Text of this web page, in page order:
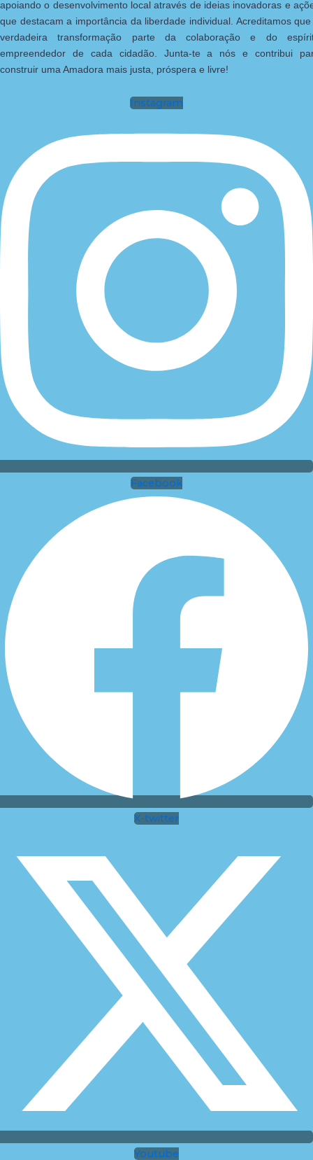
apoiando o desenvolvimento local através de ideias inovadoras e
que destacam a importância da liberdade individual. Acreditamos
verdadeira transformação parte da colaboração e do
empreendedor de cada cidadão. Junta-te a nós e contribui
construir uma Amadora mais justa, próspera e livre!
Instagram
Facebook
X-twitter
Youtube